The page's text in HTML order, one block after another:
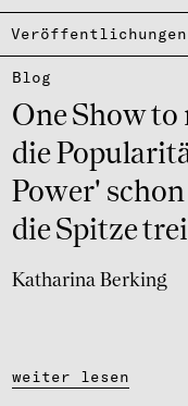
Veröffentlichungen
One Show to
die
Power'
die Spitze
Blog
Katharina Berking
weiter lesen